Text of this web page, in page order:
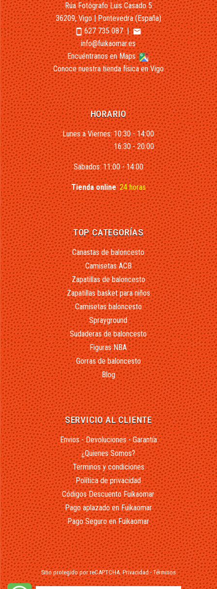
Rúa Fotógrafo Luis Casado 5
36209, Vigo | Pontevedra (España)
smartphone627 735 087|email
info@fuikaomar.es
Encuéntranos en Maps
Conoce nuestra tienda física en Vigo
HORARIO
Lunes a Viernes: 10:30 - 14:00
16:30 - 20:00
Sábados: 11:00 - 14:00
Tienda online:24 horas
TOP CATEGORÍAS
Canastas de baloncesto
Camisetas ACB
Zapatillas de baloncesto
Zapatillas basket para niños
Camisetas baloncesto
Sprayground
Sudaderas de baloncesto
Figuras NBA
Gorras de baloncesto
Blog
SERVICIO AL CLIENTE
Envios - Devoluciones - Garantía
¿Quienes Somos?
Terminos y condiciones
Política de privacidad
Códigos Descuento Fuikaomar
Pago aplazado en Fuikaomar
Pago Seguro en Fuikaomar
Sitio protegido por reCAPTCHA.Privacidad-Términos